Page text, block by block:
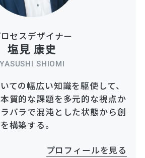
セスデザイナー
塩見 康史
YASUSHI SHIOMI
ての幅広い知識を駆使して、
質的な課題を多元的な視点か
バラで混沌とした状態から創
構築する。
プロフィールを見る